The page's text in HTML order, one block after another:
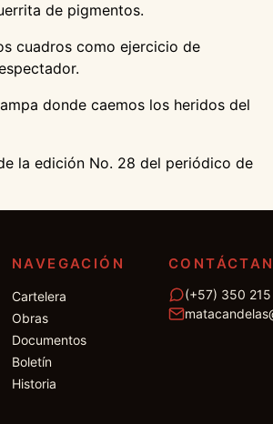
de pigmentos.
cuadros como ejercicio de
donde caemos los heridos del
la edición No. 28 del periódico de
NAVEGACIÓN
Cartelera
Obras
Documentos
Boletín
Historia
(+57) 350